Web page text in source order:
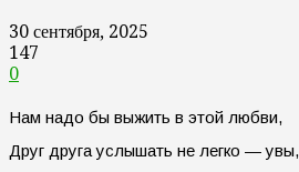
30 сентября, 2025
147
0
Нам надо бы выжить в этой любви,
Друг друга услышать не легко — увы,